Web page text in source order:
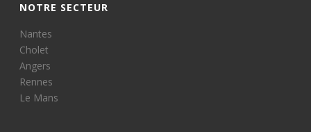
NOTRE SECTEUR
Nantes
Cholet
Angers
Rennes
Le Mans